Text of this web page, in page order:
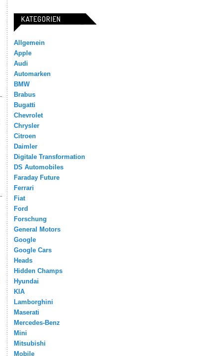
KATEGORIEN
Allgemein
Apple
Audi
Automarken
BMW
Brabus
Bugatti
Chevrolet
Chrysler
Citroen
Daimler
Digitale Transformation
DS Automobiles
Faraday Future
Ferrari
Fiat
Ford
Forschung
General Motors
Google
Google Cars
Heads
Hidden Champs
Hyundai
KIA
Lamborghini
Maserati
Mercedes-Benz
Mini
Mitsubishi
Mobile